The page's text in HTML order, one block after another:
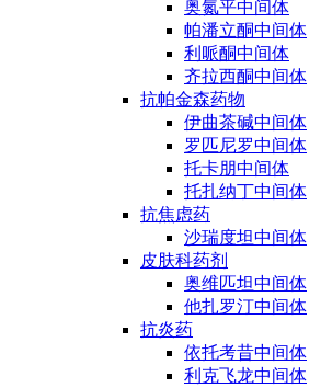
奥氮平中间体
帕潘立酮中间体
利哌酮中间体
齐拉西酮中间体
抗帕金森药物
伊曲茶碱中间体
罗匹尼罗中间体
托卡朋中间体
托扎纳丁中间体
抗焦虑药
沙瑞度坦中间体
皮肤科药剂
奥维匹坦中间体
他扎罗汀中间体
抗炎药
依托考昔中间体
利克飞龙中间体